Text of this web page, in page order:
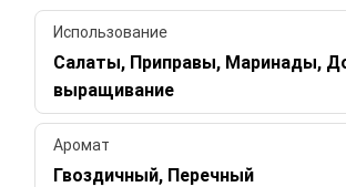
Использование
Салаты, Приправы, Маринады,
выращивание
Аромат
Гвоздичный, Перечный